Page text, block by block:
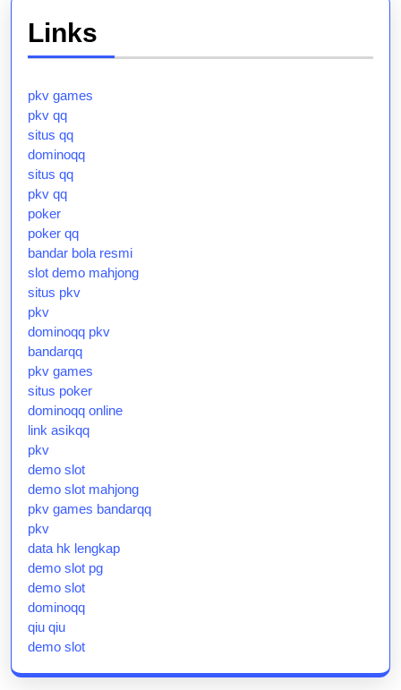
Links
pkv games
pkv qq
situs qq
dominoqq
situs qq
pkv qq
poker
poker qq
bandar bola resmi
slot demo mahjong
situs pkv
pkv
dominoqq pkv
bandarqq
pkv games
situs poker
dominoqq online
link asikqq
pkv
demo slot
demo slot mahjong
pkv games bandarqq
pkv
data hk lengkap
demo slot pg
demo slot
dominoqq
qiu qiu
demo slot